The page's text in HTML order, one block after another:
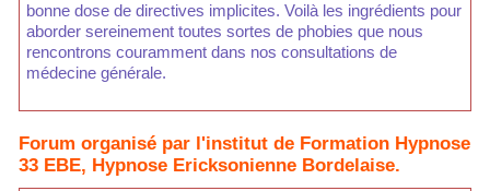
bonne dose de directives implicites. Voilà les ingrédients pour
aborder sereinement toutes sortes de phobies que nous
rencontrons couramment dans nos consultations de
médecine générale.
Forum organisé par l'institut de Formation Hypnose
33 EBE, Hypnose Ericksonienne Bordelaise.